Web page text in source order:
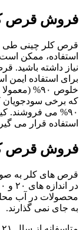
فروش قرص‌
استفاده، ممکن است
نیاز داشته باشید.
برای استفاده
خلوص ۹۰%
۹۰% می فروشند.
استفاده قرار می
فروش قرص
محصولات در آب
به جای نمی‌ گذارند.